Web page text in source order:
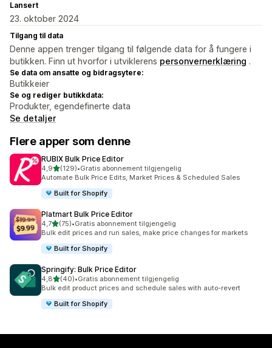
Lansert
23. oktober 2024
Tilgang til data
Denne appen trenger tilgang til følgende data for å fungere i
butikken. Finn ut hvorfor i utviklerens personvernerklæring .
Se data om ansatte og bidragsytere:
Butikkeier
Se og rediger butikkdata:
Produkter, egendefinerte data
Se detaljer
Flere apper som denne
RUBIX Bulk Price Editor
4,9av 5 stjerner
(129)
Totalt 129 omtaler
•Gratis abonnement tilgjengelig
Automate Bulk Price Edits, Market Prices & Scheduled Sales
Built for Shopify
Platmart Bulk Price Editor
4,7av 5 stjerner
(75)
Totalt 75 omtaler
•Gratis abonnement tilgjengelig
Bulk edit prices and run sales, make price changes for markets
Built for Shopify
Springify: Bulk Price Editor
4,8av 5 stjerner
(40)
Totalt 40 omtaler
•Gratis abonnement tilgjengelig
Bulk edit product prices and schedule sales with auto-revert
Built for Shopify